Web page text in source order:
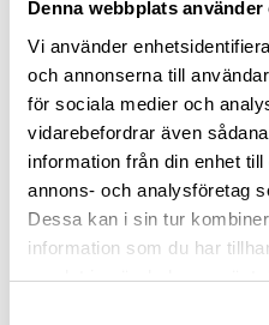
Denna webbplats använder
Vi använder
och annonserna till
för sociala medier och
vidarebefordrar även
information från din enhet
annons- och analysföretag
Dessa kan i sin tur
information som du har
samlat in när du har använt
K9 Aloe Vera balsam -
finns i fyra storlekar
Drygt balsam med antistateffekt
59